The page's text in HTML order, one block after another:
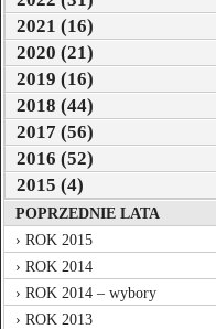
2021 (16)
2020 (21)
2019 (16)
2018 (44)
2017 (56)
2016 (52)
2015 (4)
POPRZEDNIE LATA
ROK 2015
ROK 2014
ROK 2014 – wybory
ROK 2013